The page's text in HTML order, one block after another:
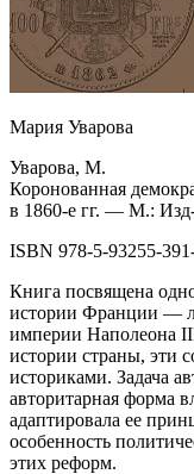
Мария Уварова
Уварова, М.
Коронованная
в 1860-е гг. — М.:
ISBN 978-5-93255-
Книга посвящена
истории Франции —
империи Наполеона
истории страны, эти
историками. Задача
авторитарная форма
адаптировала ее
особенность
этих реформ.